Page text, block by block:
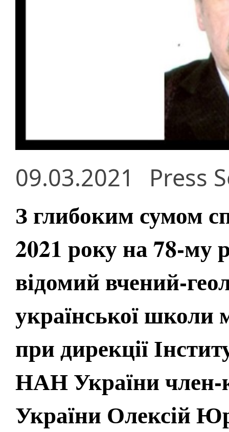
09.03.2021 Press
З глибоким сумом
2021 року на 78-му
відомий вчений-
української школи
при дирекції
НАН України
України Олексій